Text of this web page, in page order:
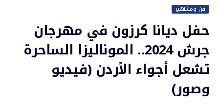
فن ومشاهير
حفل ديانا كرزون في مهرجان
جرش 2024.. الموناليزا الساحرة
تشعل أجواء الأردن (فيديو
وصور)